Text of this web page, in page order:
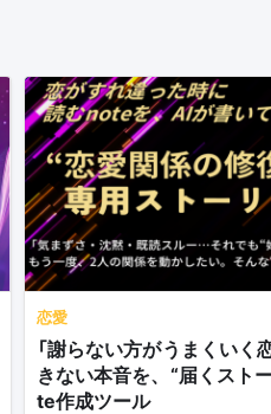
恋愛
「謝らない方がうまくいく
きない本音を、“届くスト
te作成ツール